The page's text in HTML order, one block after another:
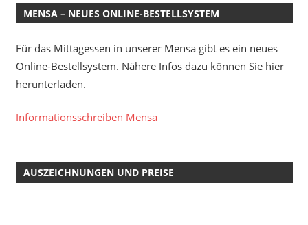
MENSA – NEUES ONLINE-BESTELLSYSTEM
Für das Mittagessen in unserer Mensa gibt es ein neues
Online-Bestellsystem. Nähere Infos dazu können Sie hier
herunterladen.
Informationsschreiben Mensa
AUSZEICHNUNGEN UND PREISE